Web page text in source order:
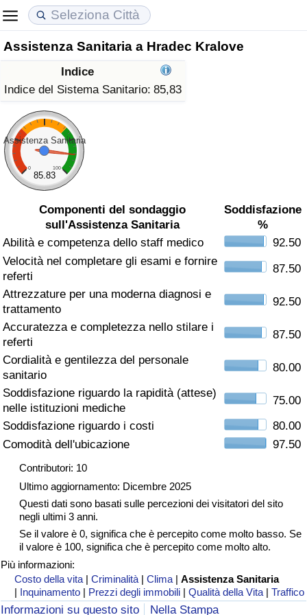
Assistenza Sanitaria a Hradec Kralove
Indice
Indice del Sistema Sanitario: 85,83
Assistenza Sanitaria
0 100
85.83
Componenti del sondaggio
sull'Assistenza Sanitaria
Soddisfazione
%
Abilità e competenza dello staff medico
92.50
Velocità nel completare gli esami e fornire
referti
87.50
Attrezzature per una moderna diagnosi e
trattamento
92.50
Accuratezza e completezza nello stilare i
referti
87.50
Cordialità e gentilezza del personale
sanitario
80.00
Soddisfazione riguardo la rapidità (attese)
nelle istituzioni mediche
75.00
Soddisfazione riguardo i costi
80.00
Comodità dell'ubicazione
97.50
Contributori: 10
Ultimo aggiornamento: Dicembre 2025
Questi dati sono basati sulle percezioni dei visitatori del sito
negli ultimi 3 anni.
Se il valore è 0, significa che è percepito come molto basso. Se
il valore è 100, significa che è percepito come molto alto.
Più informazioni:
Costo della vita |Criminalità |Clima |Assistenza Sanitaria
| Inquinamento | Prezzi degli immobili |Qualità della Vita |Traffico
Informazioni su questo sito Nella Stampa
Costo della vita
Indice Del Costo Della Vita (corrente)
Indice Del Costo Della Vita
Indice del Costo della Vita per Nazione
ad Aqaba
Prezzi degli immobili
Indice del Prezzo delle Case (Corrente)
Indice del Prezzo delle Case
Indice del Prezzo delle Case per Nazione
Qualità della Vita
Indice della Qualità della Vita
Indice della Qualità della Vita (Corrente)
Indice della qualità della vita per Paese
Criminalità
Indice del Tasso di Criminalità (Corrente)
Indice della Criminalità
Indice di criminalità per paese
Assistenza Sanitaria
Indice dell’Assistenza Sanitaria (Corrente)
Indice dell’Assistenza Sanitaria
Indice dell’Assistenza Sanitaria per
Inquinamento
Indice dell’Inquinamento (Corrente)
Indice di inquinamento
Indice dell’Inquinamento per Nazione